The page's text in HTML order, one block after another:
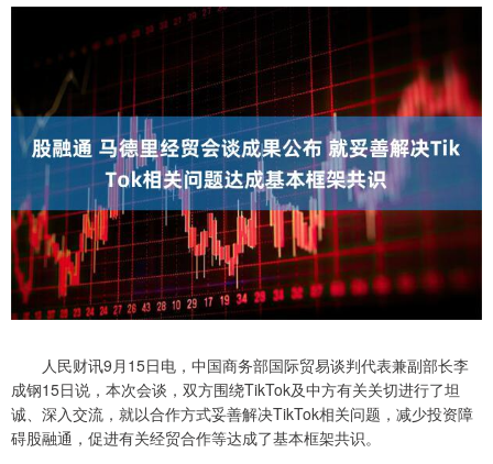
人民财讯9月15日电，中国商务部国际贸易谈判代表兼副部长李
成钢15日说，本次会谈，双方围绕TikTok及中方有关关切进行了坦
诚、深入交流，就以合作方式妥善解决TikTok相关问题，减少投资障
碍股融通，促进有关经贸合作等达成了基本框架共识。